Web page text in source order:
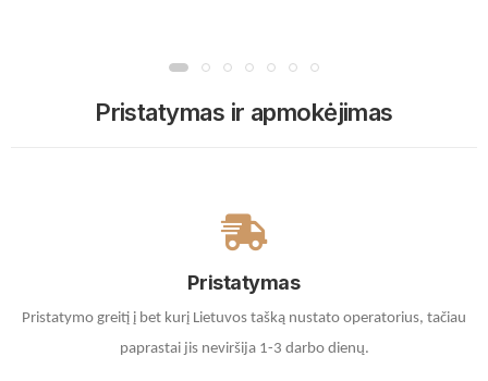
Pristatymas ir apmokėjimas
Pristatymas
Pristatymo greitį į bet kurį Lietuvos tašką nustato operatorius, tačiau
paprastai jis neviršija 1-3 darbo dienų.